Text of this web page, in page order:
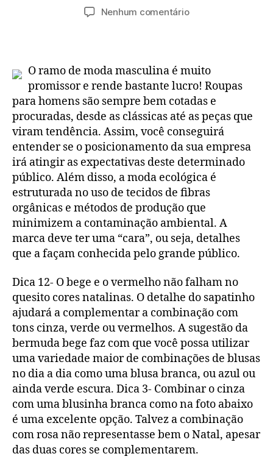
de
Nenhum comentárioem
filho
estilo
sem
perder
o
conforto?
O ramo de moda masculina é muito
promissor e rende bastante lucro! Roupas
para homens são sempre bem cotadas e
procuradas, desde as clássicas até as peças que
viram tendência. Assim, você conseguirá
entender se o posicionamento da sua empresa
irá atingir as expectativas deste determinado
público. Além disso, a moda ecológica é
estruturada no uso de tecidos de fibras
orgânicas e métodos de produção que
minimizem a contaminação ambiental. A
marca deve ter uma “cara”, ou seja, detalhes
que a façam conhecida pelo grande público.
Dica 12- O bege e o vermelho não falham no
quesito cores natalinas. O detalhe do sapatinho
ajudará a complementar a combinação com
tons cinza, verde ou vermelhos. A sugestão da
bermuda bege faz com que você possa utilizar
uma variedade maior de combinações de blusas
no dia a dia como uma blusa branca, ou azul ou
ainda verde escura. Dica 3- Combinar o cinza
com uma blusinha branca como na foto abaixo
é uma excelente opção. Talvez a combinação
com rosa não representasse bem o Natal, apesar
das duas cores se complementarem.